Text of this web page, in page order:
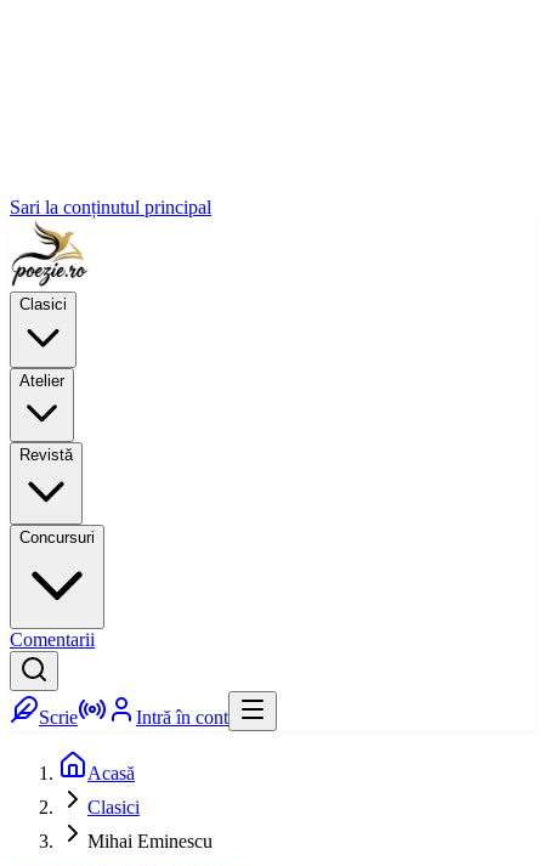
Sari la conținutul principal
Clasici
Atelier
Revistă
Concursuri
Comentarii
Scrie Intră în cont
Acasă
Clasici
Mihai Eminescu